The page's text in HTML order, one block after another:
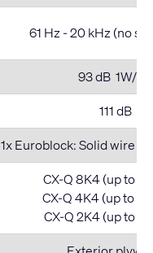
61 Hz - 20 kHz (no
93 dB 1W/1m
111 dB
1x Euroblock: Solid wire
CX-Q 8K4 (up to 4
CX-Q 4K4 (up to 3
CX-Q 2K4 (up to 2